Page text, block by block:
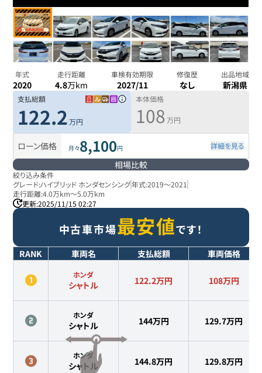
年式
2020
走行距離
4.8万km
車検有効期限
2027/11
修復歴
なし
出品地域
新潟県
支払総額
122.2 万円
本体価格
108 万円
ローン価格 月々8,100円 詳細を見る
相場比較
絞り込み条件
グレード:ハイブリッド ホンダセンシング年式:2019～2021
走行距離:4.0万km～5.0万km
更新:2025/11/15 02:27
中古車市場最安値です！
RANK 車両名 支払総額 車両価格
ホンダ
シャトル 122.2万円 108万円
ホンダ
シャトル 144万円 129.7万円
ホンダ
シャトル 144.8万円 129.8万円